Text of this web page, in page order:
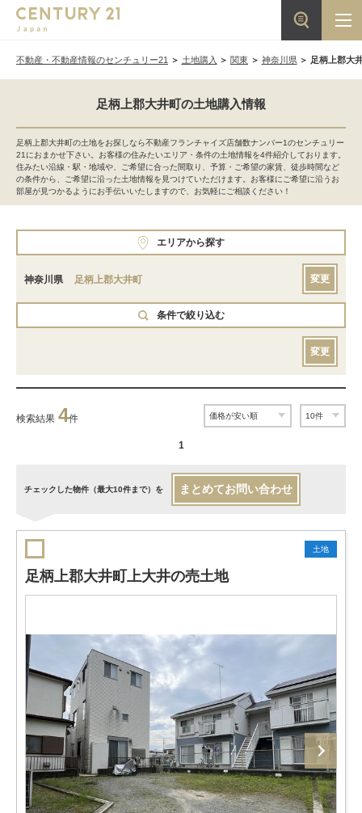
不動産・不動産情報のセンチュリー21 土地購入 関東 神奈川県 足柄上郡大
足柄上郡大井町の土地購入情報
足柄上郡大井町の土地をお探しなら不動産フランチャイズ店舗数ナンバー1のセンチュリー
21におまかせ下さい。お客様の住みたいエリア・条件の土地情報を4件紹介しております。
住みたい沿線・駅・地域や、ご希望に合った間取り、予算・ご希望の家賃、徒歩時間など
の条件から、ご希望に沿った土地情報を見つけていただけます。お客様にご希望に沿うお
部屋が見つかるようにお手伝いいたしますので、お気軽にご相談ください！
エリアから探す
神奈川県 足柄上郡大井町 変更
条件で絞り込む
変更
検索結果 4件
1
チェックした物件（最大10件まで）を まとめてお問い合わせ
土地
足柄上郡大井町上大井の売土地